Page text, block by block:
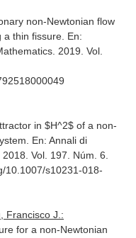
non-Newtonian flow
thin fissure. En:
. 2019. Vol.
in $H^2$ of a non-
En: Annali di
. 2018. Vol. 197. Núm. 6.
10.1007/s10231-018-
Francisco J.:
for a non-Newtonian